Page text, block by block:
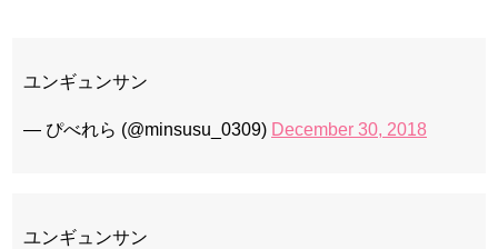
ユンギュンサン
— ぴべれら (@minsusu_0309) December 30, 2018
ユンギュンサン